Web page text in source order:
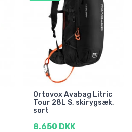
Ortovox Avabag Litric
Tour 28L S, skirygsæk,
sort
8.650 DKK